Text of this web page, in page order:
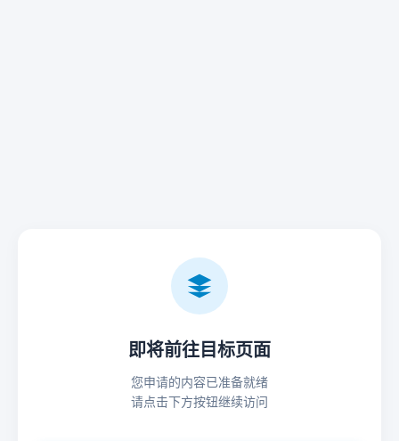
即将前往目标页面
您申请的内容已准备就绪
请点击下方按钮继续访问